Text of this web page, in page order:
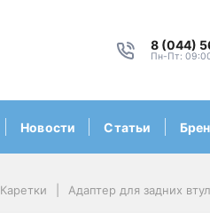
8 (044)
Пн-Пт:
Новости Статьи
Каретки Адаптер для задних